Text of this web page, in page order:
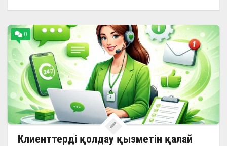
0
Клиенттерді қолдау қызметін қалай